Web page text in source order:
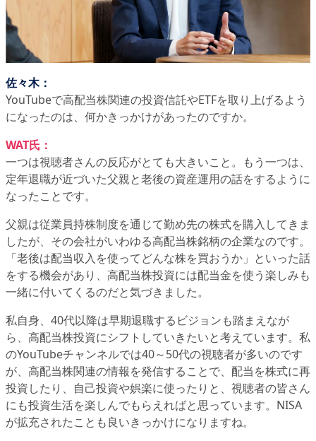
佐々木：
YouTubeで高配当株関連の投資信託やETFを取り上げるよう
になったのは、何かきっかけがあったのですか。
WAT氏：
一つは視聴者さんの反応がとても大きいこと。もう一つは、
定年退職が近づいた父親と老後の資産運用の話をするように
なったことです。
父親は従業員持株制度を通じて勤め先の株式を購入してきま
したが、その会社がいわゆる高配当株銘柄の企業なのです。
「老後は配当収入を使ってどんな株を買おうか」といった話
をする機会があり、高配当株投資には配当金を使う楽しみも
一緒に付いてくるのだと気づきました。
私自身、40代以降は早期退職するビジョンも踏まえなが
ら、高配当株投資にシフトしていきたいと考えています。私
のYouTubeチャンネルでは40～50代の視聴者が多いのです
が、高配当株関連の情報を発信することで、配当を株式に再
投資したり、自己投資や娯楽に使ったりと、視聴者の皆さん
にも投資生活を楽しんでもらえればと思っています。NISA
が拡充されたことも良いきっかけになりますね。